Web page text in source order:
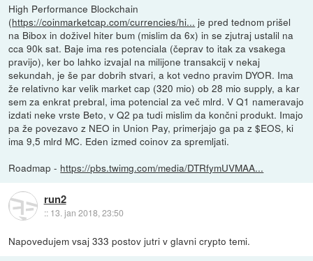
High Performance Blockchain
(https://coinmarketcap.com/currencies/hi... je pred tednom prišel
na Bibox in doživel hiter bum (mislim da 6x) in se zjutraj ustalil na
cca 90k sat. Baje ima res potenciala (čeprav to itak za vsakega
pravijo), ker bo lahko izvajal na milijone transakcij v nekaj
sekundah, je še par dobrih stvari, a kot vedno pravim DYOR. Ima
že relativno kar velik market cap (320 mio) ob 28 mio supply, a kar
sem za enkrat prebral, ima potencial za več mlrd. V Q1 nameravajo
izdati neke vrste Beto, v Q2 pa tudi mislim da končni produkt. Imajo
pa že povezavo z NEO in Union Pay, primerjajo ga pa z $EOS, ki
ima 9,5 mlrd MC. Eden izmed coinov za spremljati.
Roadmap - https://pbs.twimg.com/media/DTRfymUVMAA...
run2
:: 13. jan 2018, 23:50
Napovedujem vsaj 333 postov jutri v glavni crypto temi.